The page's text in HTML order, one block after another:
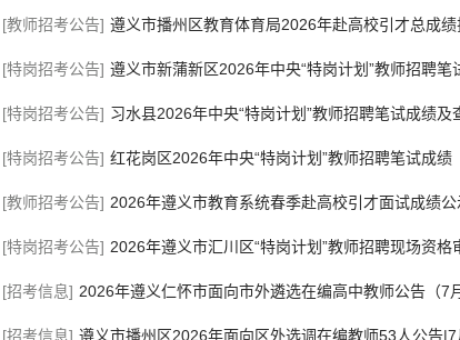
[教师招考公告] 遵义市播州区教育体育局2026年赴高校引才总成绩
[特岗招考公告] 遵义市新蒲新区2026年中央“特岗计划”教师招聘笔
[特岗招考公告] 习水县2026年中央“特岗计划”教师招聘笔试成绩及
[特岗招考公告] 红花岗区2026年中央“特岗计划”教师招聘笔试成绩
[教师招考公告] 2026年遵义市教育系统春季赴高校引才面试成绩公
[特岗招考公告] 2026年遵义市汇川区“特岗计划”教师招聘现场资格
[招考信息] 2026年遵义仁怀市面向市外遴选在编高中教师公告（7
[招考信息] 遵义市播州区2026年面向区外选调在编教师53人公告